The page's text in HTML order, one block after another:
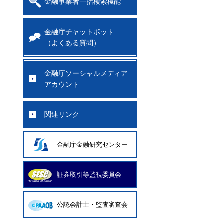
金融庁チャットボット
（よくある質問）
金融庁ソーシャルメディア
アカウント
関連リンク
金融庁金融研究センター
証券取引等監視委員会
公認会計士・監査審査会